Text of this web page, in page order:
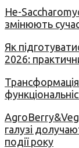
Не-
змінюють
Як
2026:
AgroBerry&Veg
галузі
події року